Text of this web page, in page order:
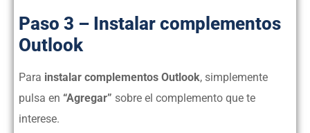
Paso 3 – Instalar complementos
Outlook
Para instalar complementos Outlook, simplemente
pulsa en “Agregar” sobre el complemento que te
interese.